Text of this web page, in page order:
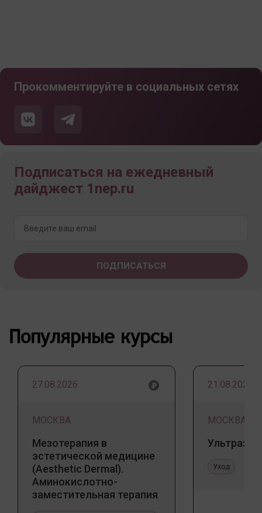
Прокомментируйте в социальных сетях
Подписаться на ежедневный
дайджест 1nep.ru
Популярные курсы
27.08.2026
МОСКВА
Мезотерапия в
эстетической медицине
(Aesthetic Dermal).
Аминокислотно-
заместительная терапия
21.08.2026
МОСКВА
Уход